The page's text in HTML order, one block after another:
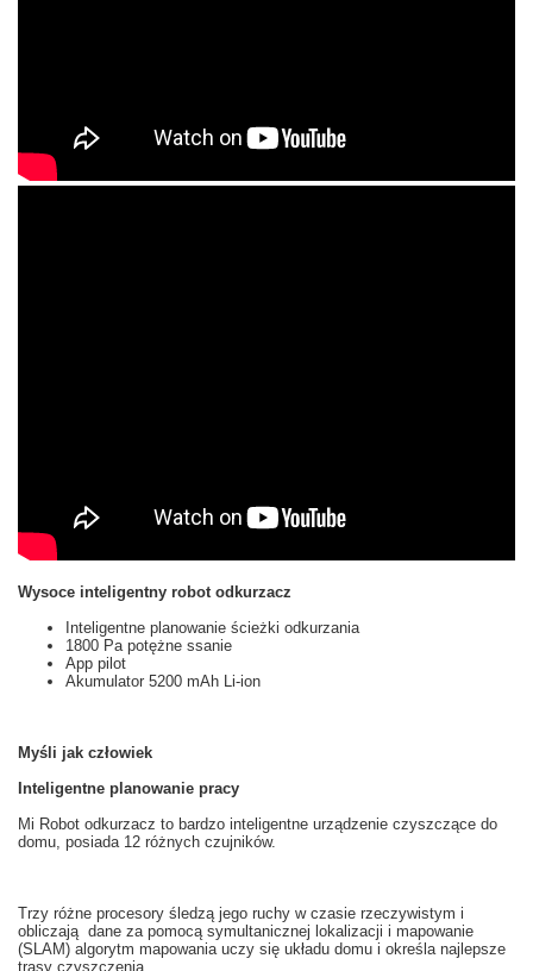
Wysoce inteligentny robot odkurzacz
Inteligentne planowanie ścieżki odkurzania
1800 Pa potężne ssanie
App pilot
Akumulator 5200 mAh Li-ion
Myśli jak człowiek
Inteligentne planowanie pracy
Mi Robot odkurzacz to bardzo inteligentne urządzenie czyszczące do
domu, posiada 12 różnych czujników.
Trzy różne procesory śledzą jego ruchy w czasie rzeczywistym i
obliczają dane za pomocą symultanicznej lokalizacji i mapowanie
(SLAM) algorytm mapowaniauczy się układu domu i określa najlepsze
trasy czyszczenia.